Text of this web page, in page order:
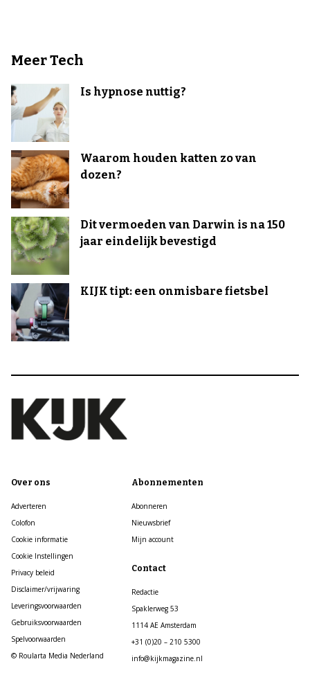
Meer Tech
Is hypnose nuttig?
Waarom houden katten zo van
dozen?
Dit vermoeden van Darwin is na 150
jaar eindelijk bevestigd
KIJK tipt: een onmisbare fietsbel
Over ons
Adverteren
Colofon
Cookie informatie
Cookie Instellingen
Privacy beleid
Disclaimer/vrijwaring
Leveringsvoorwaarden
Gebruiksvoorwaarden
Spelvoorwaarden
© Roularta Media Nederland
Abonnementen
Abonneren
Nieuwsbrief
Mijn account
Contact
Redactie
Spaklerweg 53
1114 AE Amsterdam
+31 (0)20 – 210 5300
info@kijkmagazine.nl